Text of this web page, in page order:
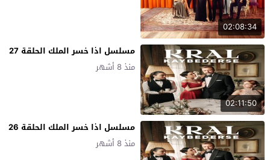
02:08:34
02:11:50
مسلسل اذا خسر الملك الحلقة 27
منذ 8 أشهر
مسلسل اذا خسر الملك الحلقة 26
منذ 8 أشهر